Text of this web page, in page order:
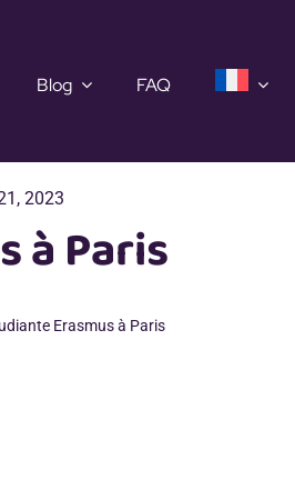
Blog FAQ
2023
à Paris
Erasmus à Paris